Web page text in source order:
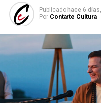
Publicado hace 6 días,
Por Contarte Cultura